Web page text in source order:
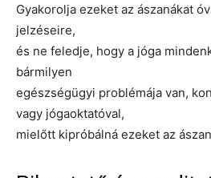
Gyakorolja ezeket az ászanákat
jelzéseire,
és ne feledje, hogy a jóga
bármilyen
egészségügyi problémája van,
vagy jógaoktatóval,
mielőtt kipróbálná ezeket az